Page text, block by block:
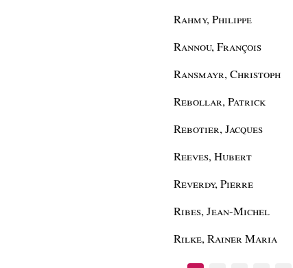
Rahmy, Philippe
Rannou, François
Ransmayr, Christoph
Rebollar, Patrick
Rebotier, Jacques
Reeves, Hubert
Reverdy, Pierre
Ribes, Jean-Michel
Rilke, Rainer Maria